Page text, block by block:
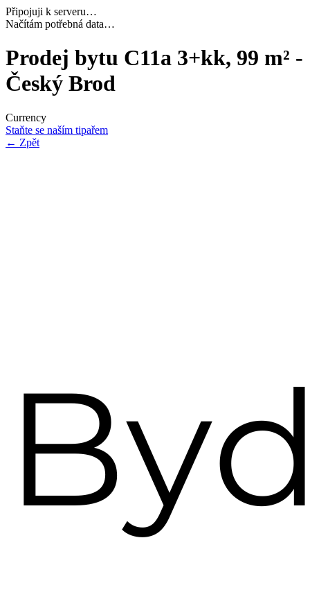
Připojuji k serveru…
Navazuji bezpečné spojení…
Prodej bytu C11a 3+kk, 99 m² -
Český Brod
Currency
Staňte se naším tipařem
← Zpět